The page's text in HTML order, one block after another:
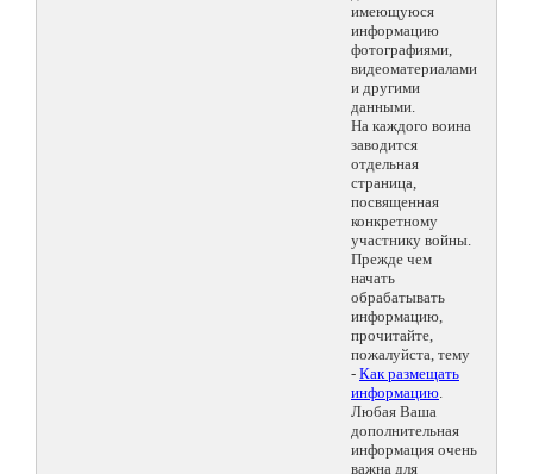
имеющуюся
информацию
фотографиями,
видеоматериалами
и другими
данными.
На каждого воина
заводится
отдельная
страница,
посвященная
конкретному
участнику войны.
Прежде чем
начать
обрабатывать
информацию,
прочитайте,
пожалуйста, тему
- Как размещать
информацию.
Любая Ваша
дополнительная
информация очень
важна для